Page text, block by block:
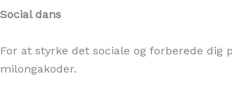
Social dans
For at styrke det sociale og forberede
milongakoder.